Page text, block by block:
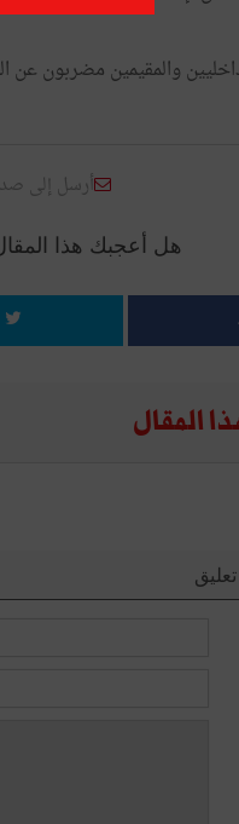
والمقيمين مضربون
أرسل إلى
هل أعجبك هذا
المقال
تعليق